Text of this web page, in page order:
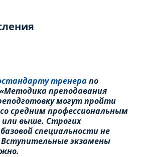
тренерапо
преподавания
могут пройти
средним профессиональным
или выше. Строгих
специальности не
экзамены